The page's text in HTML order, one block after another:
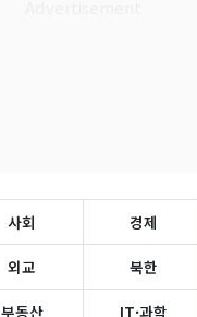
사회 경제
외교 북한
부동산 IT·과학